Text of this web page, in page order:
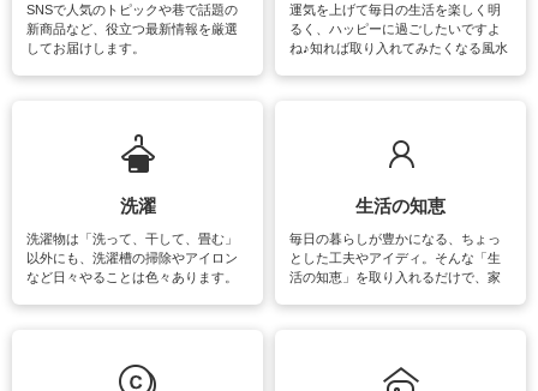
SNSで人気のトピックや巷で話題の
新商品など、役立つ最新情報を厳選
してお届けします。
運気を上げて毎日の生活を楽しく明
るく、ハッピーに過ごしたいですよ
ね♪知れば取り入れてみたくなる風水
洗濯
洗濯物は「洗って、干して、畳む」
以外にも、洗濯槽の掃除やアイロン
など日々やることは色々あります。
マットなどの大きな洗濯物も、正し
生活の知恵
毎日の暮らしが豊かになる、ちょっ
とした工夫やアイディ。そんな「生
活の知恵」を取り入れるだけで、家